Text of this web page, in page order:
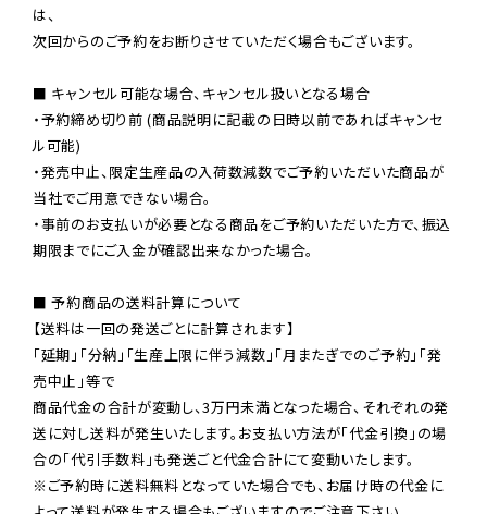
は、
次回からのご予約をお断りさせていただく場合もございます。
■ キャンセル可能な場合、キャンセル扱いとなる場合
・予約締め切り前 (商品説明に記載の日時以前であればキャンセ
ル可能)
・発売中止、限定生産品の入荷数減数でご予約いただいた商品が
当社でご用意できない場合。
・事前のお支払いが必要となる商品をご予約いただいた方で、振込
期限までにご入金が確認出来なかった場合。
■ 予約商品の送料計算について
【送料は一回の発送ごとに計算されます】
「延期」「分納」「生産上限に伴う減数」「月またぎでのご予約」「発
売中止」等で
商品代金の合計が変動し、3万円未満となった場合、それぞれの発
送に対し送料が発生いたします。お支払い方法が「代金引換」の場
※ご予約時に送料無料となっていた場合でも、お届け時の代金に